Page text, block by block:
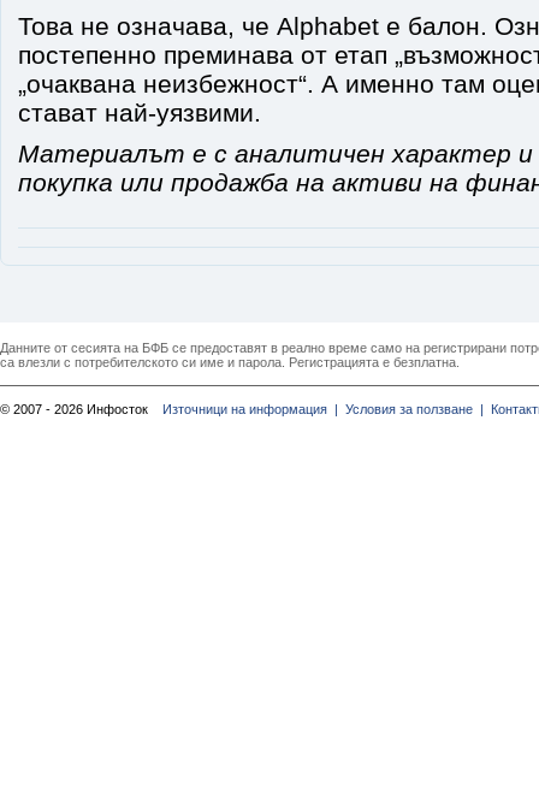
Това не означава, че Alphabet е балон.
постепенно преминава от етап
„очаквана неизбежност“. А именно там
стават най-уязвими.
Материалът е с аналитичен характер и
покупка или продажба на активи на
Данните от сесията на БФБ се предоставят в реално време само на регистрирани
са влезли с потребителското си име и парола. Регистрацията е безплатна.
© 2007 - 2026 Инфосток Източници на информация | Условия за ползване |